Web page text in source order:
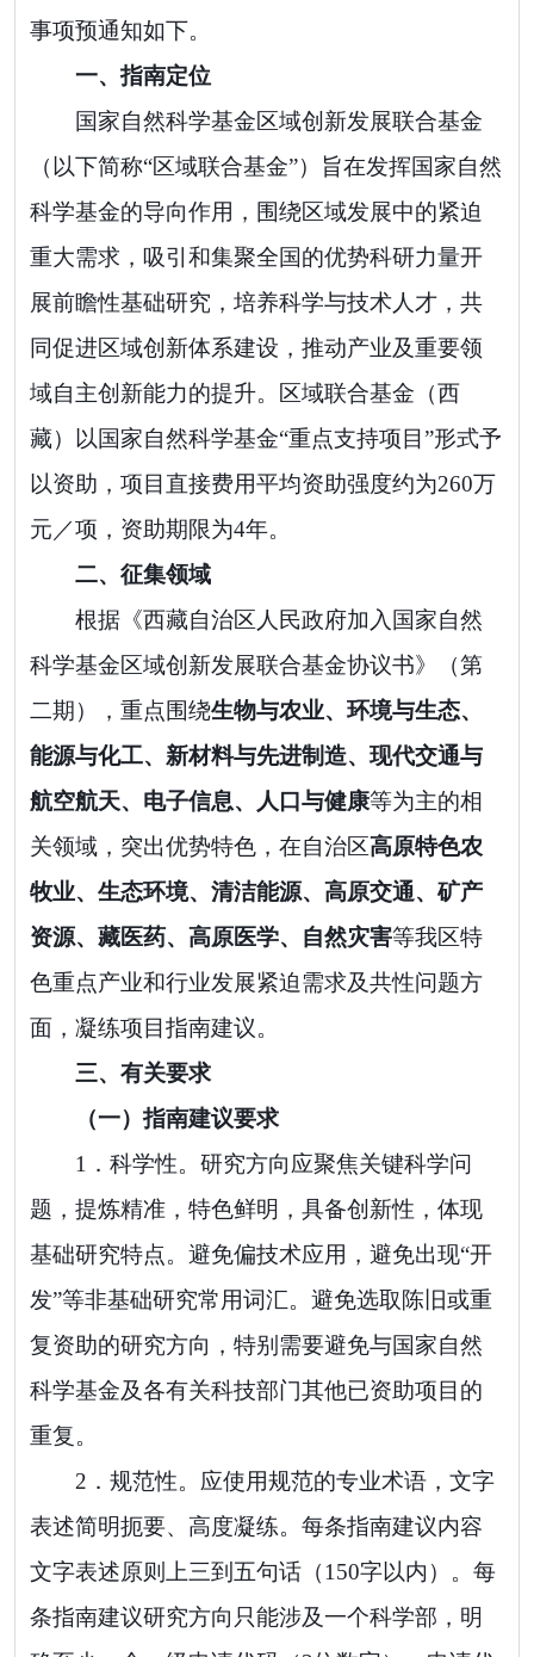
事项预通知如下。
一、指南定位
国家自然科学基金区域创新发展联合基金
（以下简称“区域联合基金”）旨在发挥国家自然
科学基金的导向作用，围绕区域发展中的紧迫
重大需求，吸引和集聚全国的优势科研力量开
展前瞻性基础研究， 培养科学与技术人才，共
同促进区域创新体系建设，推动产业及重要领
域自主创新能力的提升。 区域联合基金（西
藏）
以 国家自然科学基金“重点支持项目”形式予
以资助，项目 直接费用平均资助强度约为260万
元 ／项 ， 资助期限为4年。
二、征集领域
根据《西藏自治区 人民政府加入国家自然
科学基金区域创新发展联合基金协议书》（第
二期）， 重点围绕生物与农业、环境与生态、
能源与化工、新材料与先进制造、现代交通与
航空航天、电子信息、人口与健康等为主的相
关领域， 突出优势特色， 在自治区高原特色农
牧业、生态环境、清洁能源、高原交通、矿产
资源、藏医药、高原医学、自然灾害等我区特
色重点产业和行业发展紧迫需求及共性问题方
面， 凝练项目指南建议。
三、 有关要求
（一）指南建议要求
1． 科学性。 研究方向应聚焦关键科学问
题，提炼精准，特色鲜明，具备创新性，体现
基础研究特点。 避免偏技术应用，避免出现“开
发”等非基础研究常用词汇。避免选取陈旧或重
复资助的研究方向，特别需要避免与国家自然
科学基金及各有关科技部门其他已资助项目的
重复。
2． 规范性。 应使用规范的专业术语，文字
表述简明扼要、高度凝练。每条指南建议内容
文字表述原则上三到五句话（150字以内）。每
条指南建议研究方向只能涉及一个科学部，明